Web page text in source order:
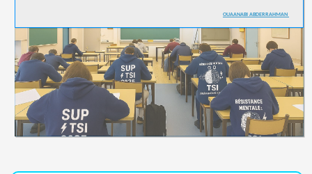
OUAANABI ABDERRAHMAN